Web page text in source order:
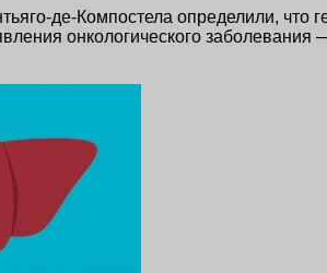
де-Компостела определили,
онкологического